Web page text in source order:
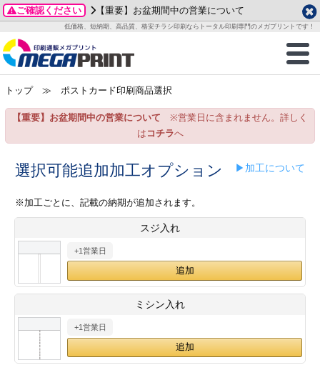
ご確認ください 【重要】お盆期間中の営業について
低価格、短納期、高品質、格安チラシ印刷ならトータル印刷専門のメガプリントです！
商品一覧
グッズ
ステッカー
ックカード印刷
業ツール印刷
＆盛り上げ印刷
ご利用ガイド
お客様へ
いて
方法
/送料について
刷
カード印刷
ックカード名刺
ムカード
型マル型印刷
ード印刷
データ作成ガイド
成前に
ガイド
加工指示ガイド
テンプレート
ード印刷
名刺印刷
ックカード
ード印刷
形マル型
一覧
わせ
り
プル請求
2026年 8月
月
火 水 木 金
土
1
3
4 5 6 7
8
15
24
25 26 27
29
土
1
2 3
9 10 11
12
14
15 16 17 18
19
26
28
29 30
トップ≫ ポストカード印刷商品選択
【重要】お盆期間中の営業について ※営業日に含まれません。詳しく
は コチラへ
選択可能追加加工オプション ▶加工について
※加工ごとに、記載の納期が追加されます。
スジ入れ
+1営業日
ミシン入れ
+1営業日